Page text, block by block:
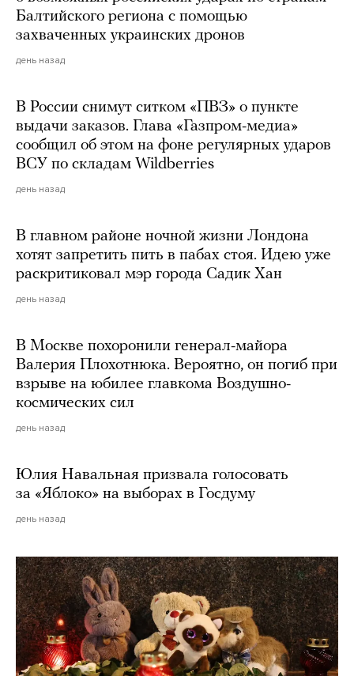
Балтийского региона с помощью
захваченных украинских дронов
день назад
В России снимут ситком «ПВЗ» о пункте
выдачи заказов. Глава «Газпром-медиа»
сообщил об этом на фоне регулярных ударов
ВСУ по складам Wildberries
день назад
В главном районе ночной жизни Лондона
хотят запретить пить в пабах стоя. Идею уже
раскритиковал мэр города Садик Хан
день назад
В Москве похоронили генерал-майора
Валерия Плохотнюка. Вероятно, он погиб при
взрыве на юбилее главкома Воздушно-
космических сил
день назад
Юлия Навальная призвала голосовать
за «Яблоко» на выборах в Госдуму
день назад